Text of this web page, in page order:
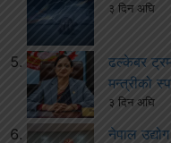
३ दिन अघि
ढल्केबर
मन्त्रीको
३ दिन अघि
नेपाल